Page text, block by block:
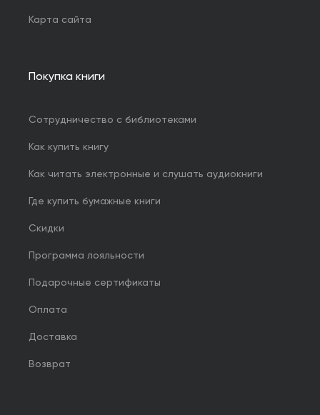
Карта сайта
Покупка книги
Сотрудничество с библиотеками
Как купить книгу
Как читать электронные и слушать аудиокниги
Где купить бумажные книги
Скидки
Программа лояльности
Подарочные сертификаты
Оплата
Доставка
Возврат